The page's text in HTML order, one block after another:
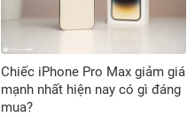
Chiếc iPhone Pro Max giảm giá
mạnh nhất hiện nay có gì đáng
mua?